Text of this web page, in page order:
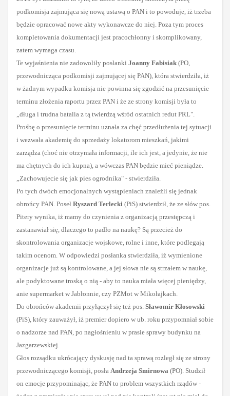
podkomisja zajmująca się nową ustawą o PAN i to powoduje, iż trzeba
będzie opracować nowe akty wykonawcze do niej. Poza tym proces
kompletowania dokumentacji jest pracochłonny i skomplikowany,
zatem wymaga czasu.
Te wyjaśnienia nie zadowoliły posłanki Joanny Fabisiak (PO,
przewodnicząca podkomisji zajmującej się PAN), która stwierdziła, iż
w żadnym wypadku komisja nie powinna się zgodzić na przesunięcie
terminu złożenia raportu przez PAN i że ze strony komisji była to
„długa i trudna batalia z tą twierdzą wśród ostatnich redut PRL".
Prośbę o przesunięcie terminu uznała za chęć przedłużenia tej sytuacji
i wezwała akademię do sprzedaży lokatorom mieszkań, jakimi
zarządza (choć nie otrzymała informacji, ile ich jest, a jedynie, że nie
ma chętnych do ich kupna), a wówczas PAN będzie mieć pieniądze.
„Zachowujecie się jak pies ogrodnika" - stwierdziła.
Po tych dwóch emocjonalnych wystąpieniach znaleźli się jednak
obrońcy PAN. Poseł Ryszard Terlecki (PiS) stwierdził, że ze słów pos.
Pitery wynika, iż mamy do czynienia z organizacją przestępczą i
zastanawiał się, dlaczego to padło na naukę? Są przecież do
skontrolowania organizacje wojskowe, rolne i inne, które podlegają
takim ocenom. W odpowiedzi posłanka stwierdziła, iż wymienione
organizacje już są kontrolowane, a jej słowa nie są strzałem w naukę,
ale podyktowane troską o nią - aby to nauka miała więcej pieniędzy,
anie supermarket w Jabłonnie, czy PZMot w Mikołajkach.
Do obrońców akademii przyłączył się też pos. Sławomir Kłosowski
(PiS), który zauważył, iż premier dopiero w ub. roku przypomniał sobie
o nadzorze nad PAN, po nagłośnieniu w prasie sprawy budynku na
Jazgarzewskiej.
Głos rozsądku ukrócający dyskusję nad ta sprawą rozległ się ze strony
przewodniczącego komisji, posła Andrzeja Smirnowa (PO). Studził
on emocje przypominając, że PAN to problem wszystkich rządów -